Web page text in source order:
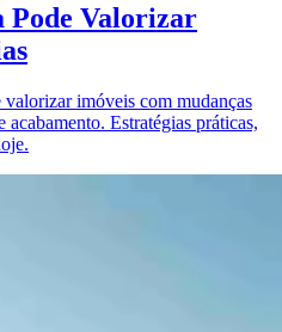
Pode Valorizar
imóveis com mudanças
Estratégias práticas,